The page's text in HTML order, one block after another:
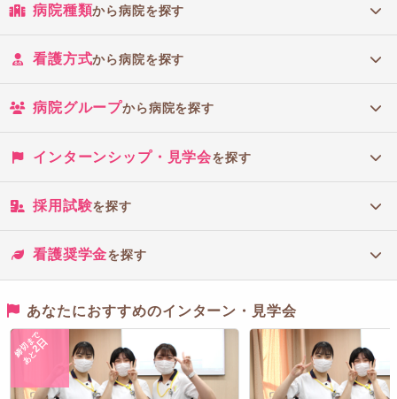
病院種類から病院を探す
看護方式から病院を探す
病院グループから病院を探す
インターンシップ・見学会を探す
採用試験を探す
看護奨学金を探す
あなたにおすすめのインターン・見学会
締切まで
あと
2日